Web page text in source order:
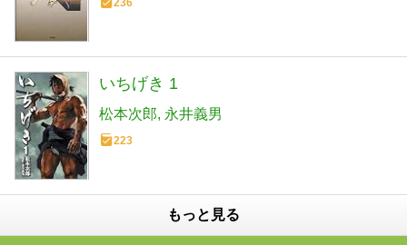
236
いちげき 1
松本次郎 永井義男
223
もっと見る